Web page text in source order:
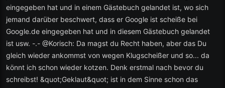
eingegeben hat und in einem Gästebuch gelandet ist, wo sich
jemand darüber beschwert, dass er Google ist scheiße bei
Google.de eingegeben hat und in diesem Gästebuch gelandet
ist usw. -.- @Korisch: Da magst du Recht haben, aber das Du
gleich wieder ankommst von wegen Klugscheißer und so... da
könnt ich schon wieder kotzen. Denk erstmal nach bevor du
schreibst! &quot;Geklaut&quot; ist in dem Sinne schon das